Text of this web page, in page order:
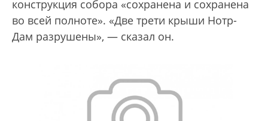
конструкция собора «сохранена и сохранена
во всей полноте». «Две трети крыши Нотр-
Дам разрушены», — сказал он.